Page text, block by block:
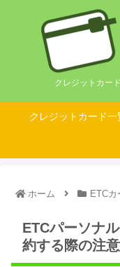
クレジットカー
クレジットカード一
ホーム ETC
ETCパーソナ
約する際の注